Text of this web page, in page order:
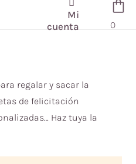
Mi
cuenta
0
regalar y sacar la
de felicitación
Haz tuya la